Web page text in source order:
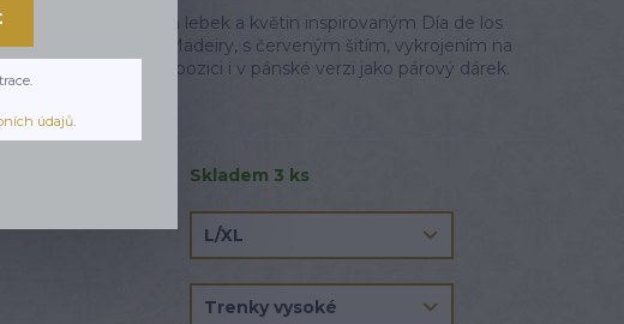
na spaní s motivem lebek a květin inspirovaným Día de los
ze 100% bavlny z Madeiry, s červeným šitím, vykrojením na
střihem. K dispozici i v pánské verzi jako párový dárek.
Skladem 3 ks
údajů.